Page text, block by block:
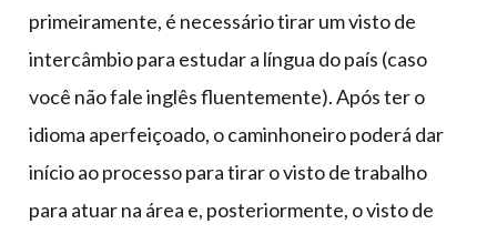
primeiramente, é necessário tirar um visto de
intercâmbio para estudar a língua do país (caso
você não fale inglês fluentemente). Após ter o
idioma aperfeiçoado, o caminhoneiro poderá dar
início ao processo para tirar o visto de trabalho
para atuar na área e, posteriormente, o visto de